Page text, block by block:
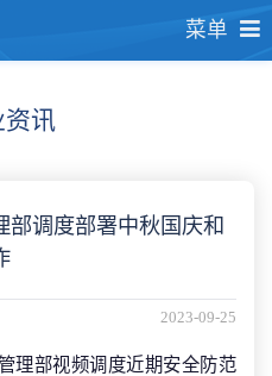
菜单
资讯
部调度部署中秋国庆和
2023-09-25
理部视频调度近期安全防范